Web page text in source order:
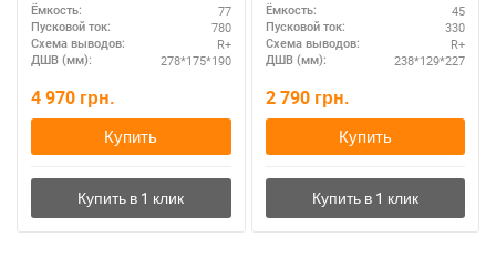
Ёмкость: 77
Пусковой ток: 780
Схема выводов: R+
ДШВ (мм): 278*175*190
4 970 грн.
Купить
Ёмкость: 45
Пусковой ток: 330
Схема выводов: R+
ДШВ (мм): 238*129*227
2 790 грн.
Купить